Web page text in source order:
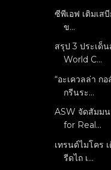
ซีพีเอฟ เติมเส
ข...
สรุป 3 ประเด็
World C...
“อะเควลล่า ก
กรีนระ...
ASW จัดสัมม
for Real...
เทรนด์ไมโคร
รีดไถ เ...